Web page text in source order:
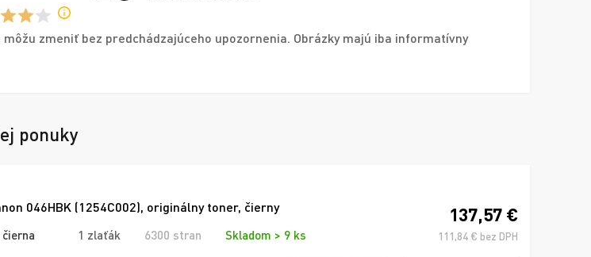
môžu zmeniť bez predchádzajúceho upozornenia. Obrázky majú iba informatívny
ponuky
046HBK (1254C002), originálny toner, čierny
čierna 1 zlaťák 6300 stran Skladom > 9 ks
137,57 €
111,84 € bez DPH